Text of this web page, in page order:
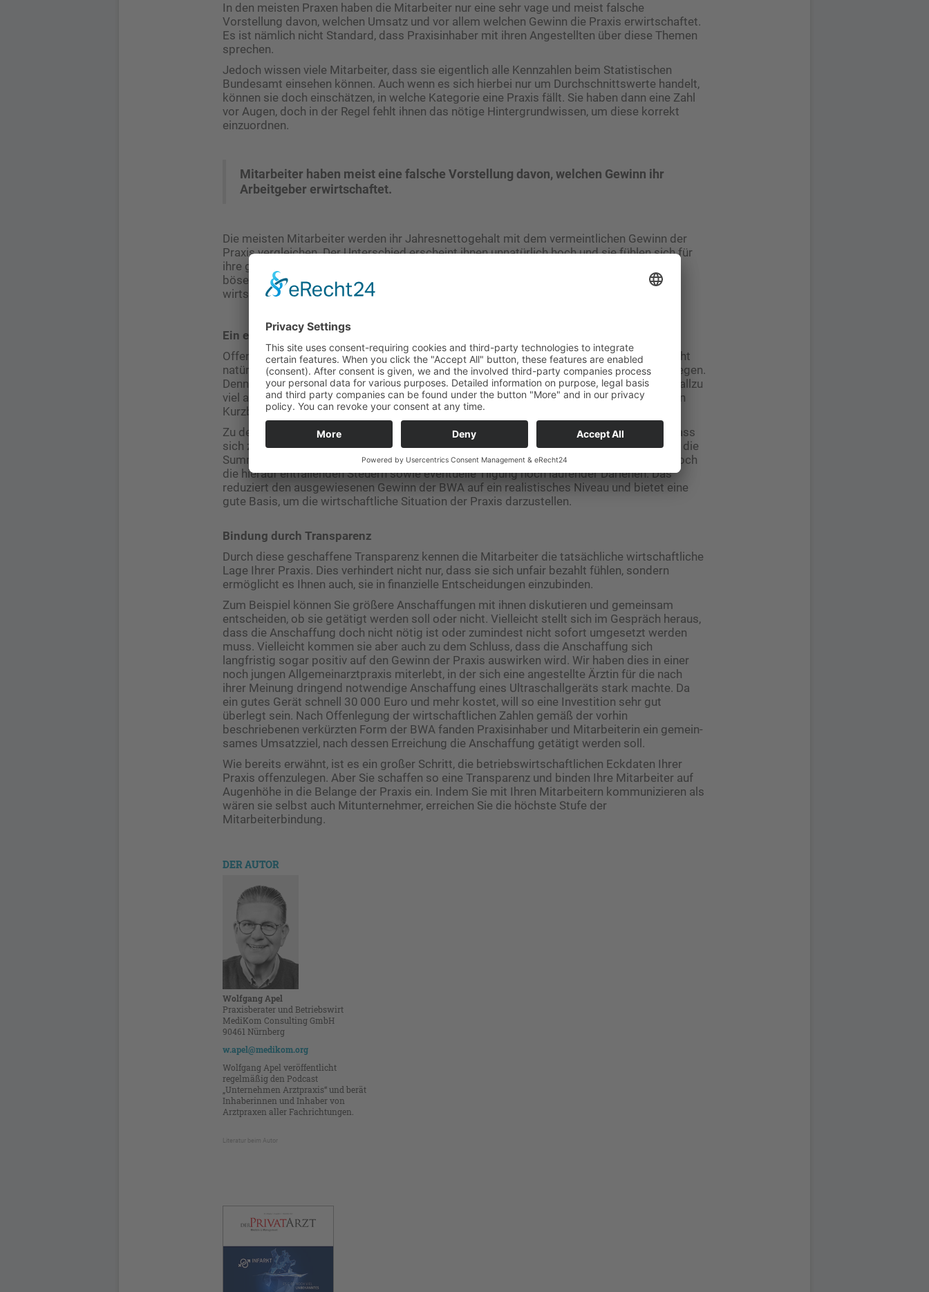
In den meisten Praxen haben die Mitarbeiter nur eine sehr vage und meist falsche
Vorstellung davon, welchen Umsatz und vor allem welchen Gewinn die Praxis erwirtschaftet.
Es ist nämlich nicht Standard, dass Praxisinhaber mit ihren Angestellten über diese Themen
sprechen.
Jedoch wissen viele Mitarbeiter, dass sie eigentlich alle Kennzahlen beim Statistischen
Bundesamt einsehen können. Auch wenn es sich hierbei nur um Durchschnittswerte handelt,
können sie doch einschätzen, in welche Kategorie eine Praxis fällt. Sie haben dann eine Zahl
vor Augen, doch in der Regel fehlt ihnen das nötige Hintergrundwissen, um diese korrekt
einzuordnen.
Mitarbeiter haben meist eine falsche Vorstellung davon, welchen Gewinn ihr
Arbeitgeber erwirtschaftet.
Die meisten Mitarbeiter werden ihr Jahresnettogehalt mit dem vermeintlichen Gewinn der
Praxis vergleichen. Der Unterschied erscheint ihnen unnatürlich hoch und sie fühlen sich für
ihre geleistete Arbeit nicht ausreichend und fair bezahlt. Es entsteht schnell das Bild des
bösen Arbeitgebers, der seine Arbeitnehmer ausbeutet und nur in die eigene Tasche
wirtschaftet.
Ein eigener Finanzbericht
Offene Kommunikation kann der hierbei entstehenden Unzufriedenheit vorbeugen: Es geht
natürlich nicht darum, Ihre gesamte betriebswirtschaftliche Auswertung (BWA) offenzulegen.
Denn vermutlich würden Ihre Angestellten mit den betriebswirtschaftlichen Zahlen nicht allzu
viel anfangen können. Doch Sie können stattdessen basierend auf der BWA einen eigenen
Kurzbericht erstellen, der alle für Ihre Mitarbeiter relevante Punkte beinhaltet.
Zu der Position „Personalkosten“ sollten Sie ein angemessenes Gehalt für sich selbst, dass
sich zum Beispiel am Krankenhaustarif zzgl. 20 % Sozialabgaben orientiert, addieren und die
Summe als einen Posten in der Kurz-BWA ausweisen. Zusätzlich subtrahieren Sie bitte noch
die hierauf entfallenden Steuern sowie eventuelle Tilgung noch laufender Darlehen. Das
reduziert den ausgewiesenen Gewinn der BWA auf ein realistisches Niveau und bietet eine
gute Basis, um die wirtschaftliche Situation der Praxis darzustellen.
Bindung durch Transparenz
Durch diese geschaffene Transparenz kennen die Mitarbeiter die tatsächliche wirtschaftliche
Lage Ihrer Praxis. Dies verhindert nicht nur, dass sie sich unfair bezahlt fühlen, sondern
ermöglicht es Ihnen auch, sie in finanzielle Entscheidungen einzubinden.
Zum Beispiel können Sie größere Anschaffungen mit ihnen diskutieren und gemeinsam
entscheiden, ob sie getätigt werden soll oder nicht. Vielleicht stellt sich im Gespräch heraus,
dass die Anschaffung doch nicht nötig ist oder zumindest nicht sofort umgesetzt werden
muss. Vielleicht kommen sie aber auch zu dem Schluss, dass die Anschaffung sich
langfristig sogar positiv auf den Gewinn der Praxis auswirken wird. Wir haben dies in einer
noch jungen Allgemeinarztpraxis miterlebt, in der sich eine angestellte Ärztin für die nach
ihrer Meinung dringend notwendige Anschaffung eines Ultraschallgeräts stark machte. Da
ein gutes Gerät schnell 30 000 Euro und mehr kostet, will so eine Investition sehr gut
überlegt sein. Nach Offenlegung der wirtschaftlichen Zahlen gemäß der vorhin
beschriebenen verkürzten Form der BWA fanden Praxisinhaber und Mitarbeiterin ein gemein­
sames Umsatzziel, nach dessen Erreichung die Anschaffung getätigt werden soll.
Wie bereits erwähnt, ist es ein großer Schritt, die betriebswirtschaftlichen Eckdaten Ihrer
Praxis offen­zulegen. Aber Sie schaffen so eine Transparenz und binden Ihre Mitarbeiter auf
Augenhöhe in die Belange der Praxis ein. Indem Sie mit Ihren Mitarbeitern kommunizieren als
wären sie selbst auch Mitunternehmer, erreichen Sie die höchste Stufe der
Mitarbeiterbindung.
DER AUTOR
Wolfgang Apel
Praxisberater und Betriebswirt
MediKom Consulting GmbH
90461 Nürnberg
w.apel@medikom.org
Wolfgang Apel veröffentlicht
regelmäßig den Podcast
„Unternehmen Arztpraxis“ und berät
Inhaberinnen und Inhaber von
Arztpraxen aller Fachrichtungen.
Literatur beim Autor